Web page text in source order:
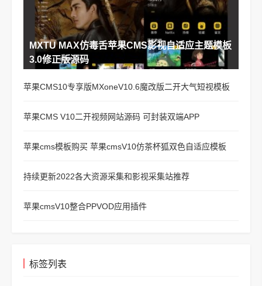
MXTU MAX仿毒舌苹果CMS影视自适应主题模板
3.0修正版源码
苹果CMS10专享版MXoneV10.6魔改版二开大气短视模板
苹果CMS V10二开视频网站源码 可封装双端APP
苹果cms模板购买 苹果cmsV10仿茶杯狐双色自适应模板
持续更新2022各大资源采集和影视采集站推荐
苹果cmsV10整合PPVOD应用插件
标签列表